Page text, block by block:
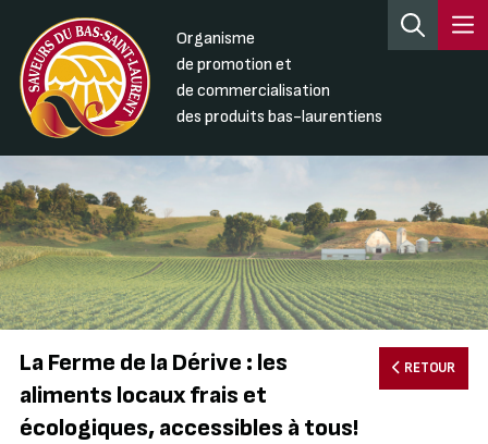
Organisme
de promotion et
de commercialisation
des produits bas-laurentiens
RETOUR
La Ferme de la Dérive : les
aliments locaux frais et
écologiques, accessibles à tous!